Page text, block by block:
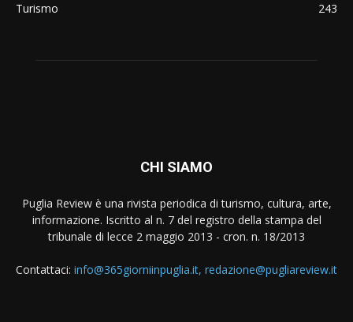
Turismo
243
CHI SIAMO
Puglia Review è una rivista periodica di turismo, cultura, arte,
informazione. Iscritto al n. 7 del registro della stampa del
tribunale di lecce 2 maggio 2013 - cron. n. 18/2013
Contattaci: info@365giorniinpuglia.it, redazione@pugliareview.it